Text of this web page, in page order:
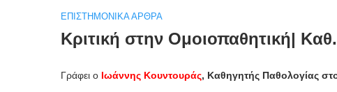
ΕΠΙΣΤΗΜΟΝΙΚΆ ΆΡΘΡΑ
Κριτική στην Ομοιοπαθητική|
Γράφει ο Ιωάννης Κουντουράς, Καθηγητής Παθολογίας